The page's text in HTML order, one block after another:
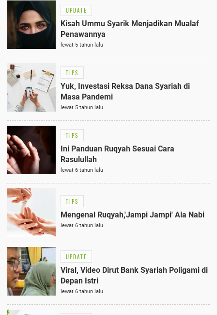
UPDATE
Kisah Ummu Syarik Menjadikan Mualaf
Penawannya
lewat 5 tahun lalu
TIPS
Yuk, Investasi Reksa Dana Syariah di
Masa Pandemi
lewat 5 tahun lalu
TIPS
Ini Panduan Ruqyah Sesuai Cara
Rasulullah
lewat 6 tahun lalu
TIPS
Mengenal Ruqyah,'Jampi Jampi' Ala Nabi
lewat 6 tahun lalu
UPDATE
Viral, Video Dirut Bank Syariah Poligami di
Depan Istri
lewat 6 tahun lalu